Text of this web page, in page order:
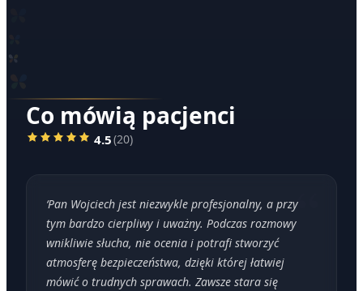
Co mówią pacjenci
4.5(20)
‘Pan Wojciech jest niezwykle profesjonalny, a przy
tym bardzo cierpliwy i uważny. Podczas rozmowy
wnikliwie słucha, nie ocenia i potrafi stworzyć
atmosferę bezpieczeństwa, dzięki której łatwiej
mówić o trudnych sprawach. Zawsze stara się